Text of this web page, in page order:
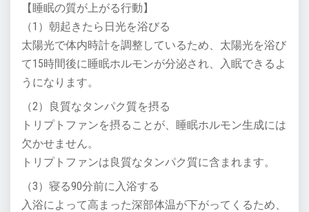
【睡眠の質が上がる行動】
（1）朝起きたら日光を浴びる
太陽光で体内時計を調整しているため、太陽光を浴び
て15時間後に睡眠ホルモンが分泌され、入眠できるよ
うになります。
（2）良質なタンパク質を摂る
トリプトファンを摂ることが、睡眠ホルモン生成には
欠かせません。
トリプトファンは良質なタンパク質に含まれます。
（3）寝る90分前に入浴する
入浴によって高まった深部体温が下がってくるため、